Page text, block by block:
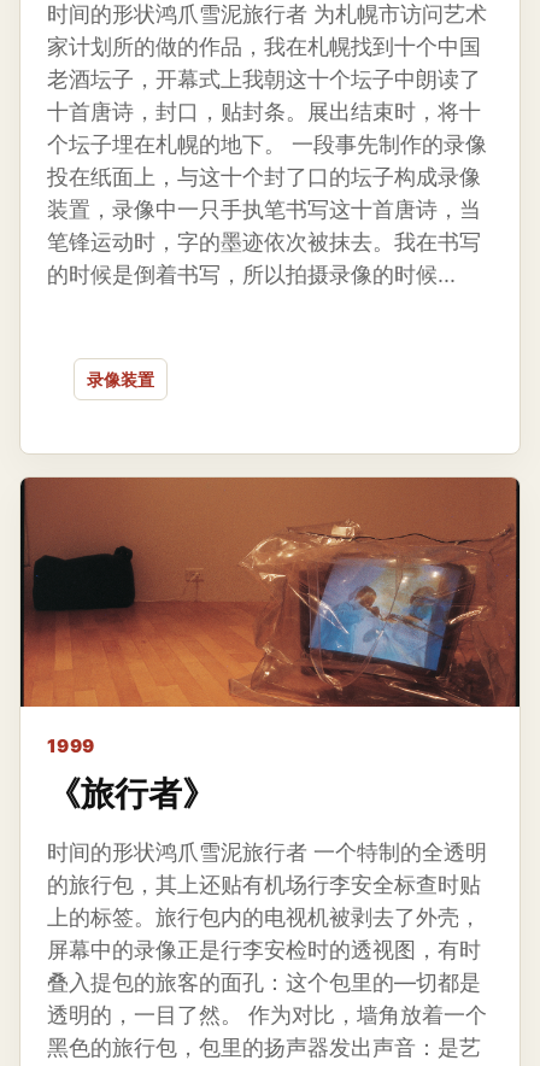
时间的形状鸿爪雪泥旅行者 为札幌市访问艺术
家计划所的做的作品，我在札幌找到十个中国
老酒坛子，开幕式上我朝这十个坛子中朗读了
十首唐诗，封口，贴封条。展出结束时，将十
个坛子埋在札幌的地下。 一段事先制作的录像
投在纸面上，与这十个封了口的坛子构成录像
装置，录像中一只手执笔书写这十首唐诗，当
笔锋运动时，字的墨迹依次被抹去。我在书写
的时候是倒着书写，所以拍摄录像的时候...
录像装置
1999
《旅行者》
时间的形状鸿爪雪泥旅行者 一个特制的全透明
的旅行包，其上还贴有机场行李安全标查时贴
上的标签。旅行包内的电视机被剥去了外壳，
屏幕中的录像正是行李安检时的透视图，有时
叠入提包的旅客的面孔：这个包里的—切都是
透明的，一目了然。 作为对比，墙角放着一个
黑色的旅行包，包里的扬声器发出声音：是艺